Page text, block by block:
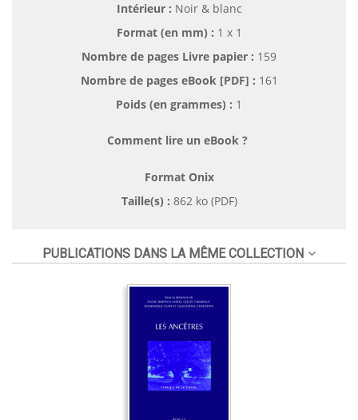
Intérieur : Noir & blanc
Format (en mm) : 1 x 1
Nombre de pages Livre papier : 159
Nombre de pages eBook [PDF] : 161
Poids (en grammes) : 1
Comment lire un eBook ?
Format Onix
Taille(s) : 862 ko (PDF)
PUBLICATIONS DANS LA MÊME COLLECTION